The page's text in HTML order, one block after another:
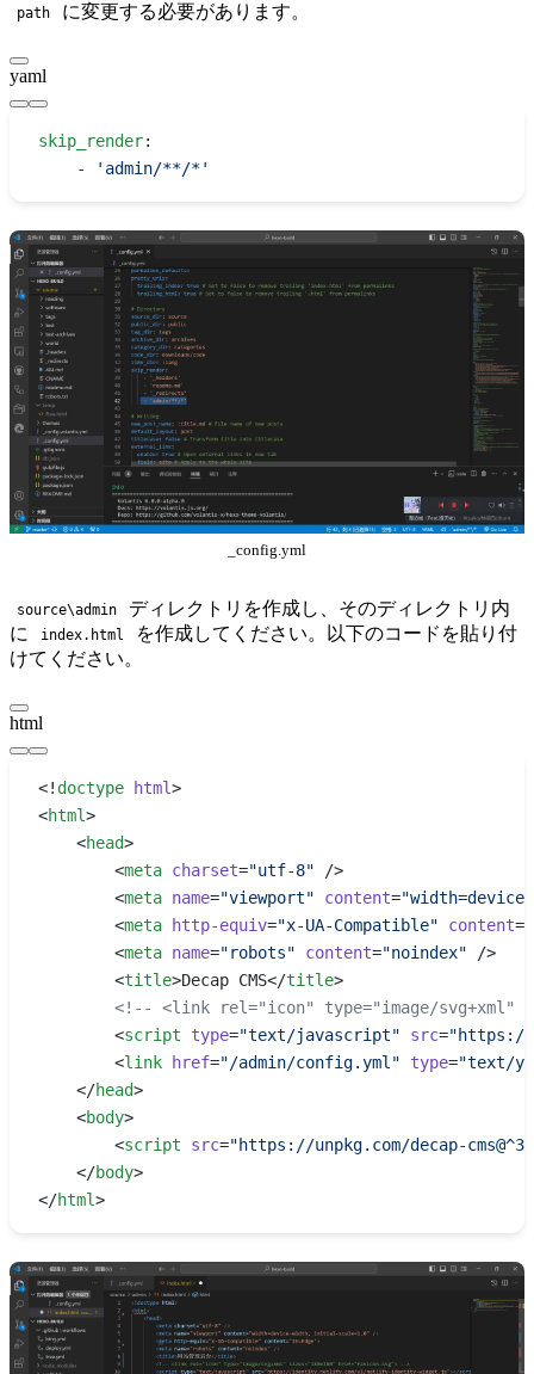
path に変更する必要があります。
yaml
skip_render:
    -
'admin/**/*'
_config.yml
source\admin
ディレクトリを作成し、そのディレクトリ内
に
index.html
を作成してください。以下のコードを貼り付
けてください。
html
<! doctype html>
<html>
    <
head>
        <
meta charset="utf-8" />
        <
meta name="viewport" content=
        <
meta http-equiv="x-UA-Compatible" content=
        <
meta name="robots" content="noindex" />
        <
title>Decap CMS</title>
<!-- <link rel="icon" type="image/svg+xml"
        <
script type="text/javascript" src=
        <
link href="/admin/config.yml" type="text/
    </
head>
    <
body>
        <
script src="https://unpkg.com/decap-
    </
body>
</html>